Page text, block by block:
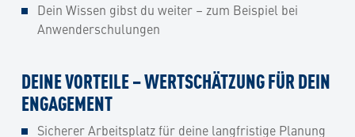
Dein Wissen gibst du weiter – zum Beispiel bei
Anwenderschulungen
DEINE VORTEILE – WERTSCHÄTZUNG FÜR DEIN
ENGAGEMENT
Sicherer Arbeitsplatz für deine langfristige Planung